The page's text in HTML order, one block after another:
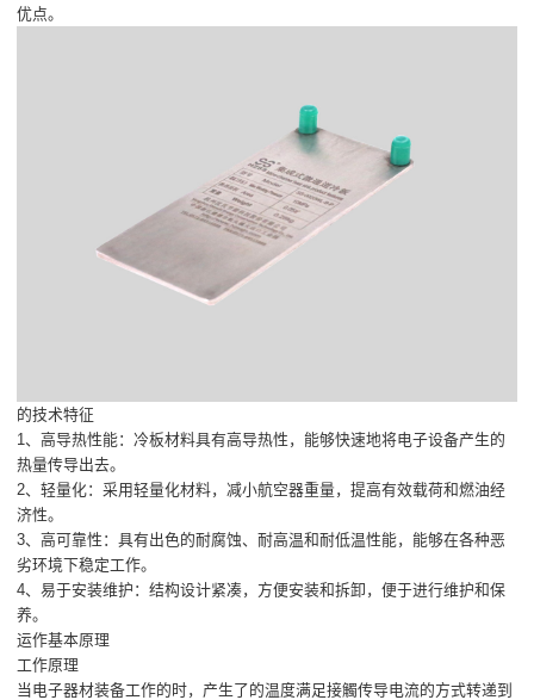
优点。
的技术特征
1、高导热性能：冷板材料具有高导热性，能够快速地将电子设备产生的
热量传导出去。
2、轻量化：采用轻量化材料，减小航空器重量，提高有效载荷和燃油经
济性。
3、高可靠性：具有出色的耐腐蚀、耐高温和耐低温性能，能够在各种恶
劣环境下稳定工作。
4、易于安装维护：结构设计紧凑，方便安装和拆卸，便于进行维护和保
养。
运作基本原理
工作原理
当电子器材装备工作的时，产生了的温度满足接觸传导电流的方式转递到